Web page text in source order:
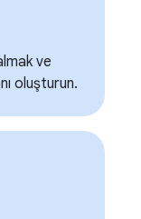
ve
oluşturun.